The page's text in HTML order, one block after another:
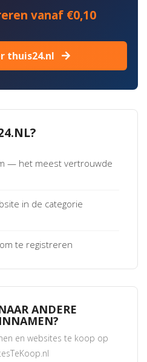
vanaf €0,10
thuis24.nl
— het meest vertrouwde
in de categorie
te registreren
ANDERE
en websites te koop op